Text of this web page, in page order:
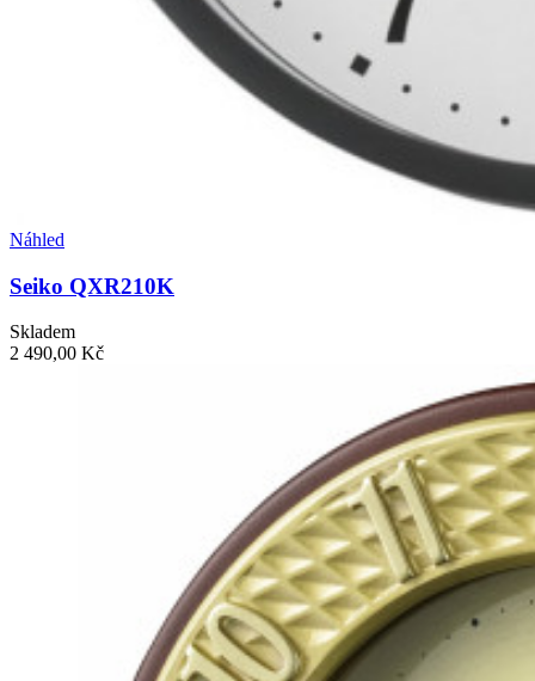
Náhled
Seiko QXR210K
Skladem
2 490,00 Kč